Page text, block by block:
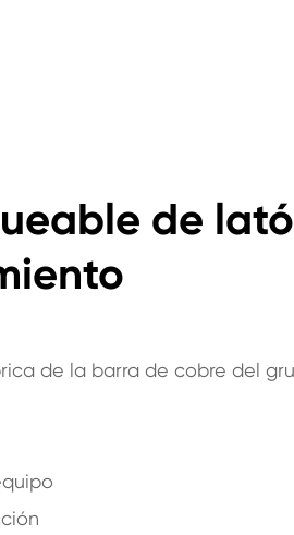
de
de la barra de cobre del